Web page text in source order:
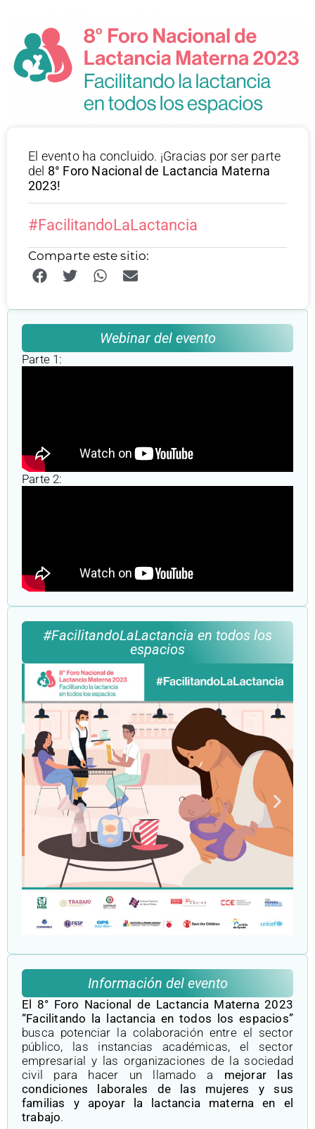
El evento ha concluido. ¡Gracias por ser parte
del 8° Foro Nacional de Lactancia Materna
2023!
#FacilitandoLaLactancia
Comparte este sitio:
Webinar del evento
Parte 1:
Parte 2:
#FacilitandoLaLactancia en todos los
espacios
Información del evento
El 8° Foro Nacional de Lactancia Materna 2023
“Facilitando la lactancia en todos los espacios”
busca potenciar la colaboración entre el sector
público, las instancias académicas, el sector
empresarial y las organizaciones de la sociedad
civil para hacer un llamado a mejorar las
condiciones laborales de las mujeres y sus
familias y apoyar la lactancia materna en el
trabajo.